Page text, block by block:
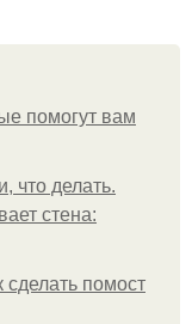
помогут вам
что делать.
стена:
помост